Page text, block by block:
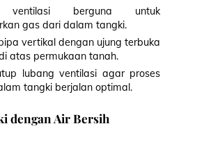
ventilasi berguna untuk
gas dari dalam tangki.
vertikal dengan ujung terbuka
atas permukaan tanah.
lubang ventilasi agar proses
tangki berjalan optimal.
dengan Air Bersih